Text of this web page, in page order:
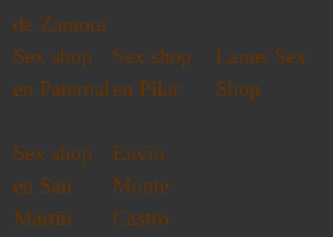
de Zamora
Sex shop
en Paternal
Sex shop
en Pilar
Lanus Sex
Shop
Sex shop
en San
Martin
Envio
Monte
Castro